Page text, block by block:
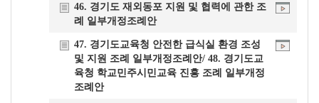
46. 경기도 재외동포 지원 및 협력에 관한 조
례 일부개정조례안
47. 경기도교육청 안전한 급식실 환경 조성
및 지원 조례 일부개정조례안/ 48. 경기도교
육청 학교민주시민교육 진흥 조례 일부개정
조례안